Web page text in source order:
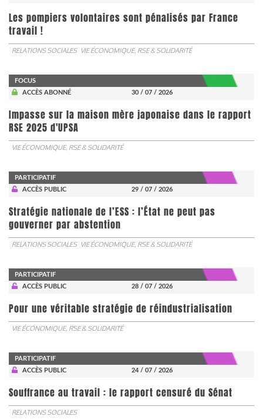
Les pompiers volontaires sont pénalisés par France
travail !
RELATIONS SOCIALES VIE ÉCONOMIQUE, RSE & SOLIDARITÉ
FOCUS
ACCÈS ABONNÉ
30 / 07 / 2026
Impasse sur la maison mère japonaise dans le rapport
RSE 2025 d'UPSA
VIE ÉCONOMIQUE, RSE & SOLIDARITÉ
PARTICIPATIF
ACCÈS PUBLIC
29 / 07 / 2026
Stratégie nationale de l’ESS : l’État ne peut pas
gouverner par abstention
RELATIONS SOCIALES VIE ÉCONOMIQUE, RSE & SOLIDARITÉ
PARTICIPATIF
ACCÈS PUBLIC
28 / 07 / 2026
Pour une véritable stratégie de réindustrialisation
VIE ÉCONOMIQUE, RSE & SOLIDARITÉ
PARTICIPATIF
ACCÈS PUBLIC
24 / 07 / 2026
Souffrance au travail : le rapport censuré du Sénat
RELATIONS SOCIALES